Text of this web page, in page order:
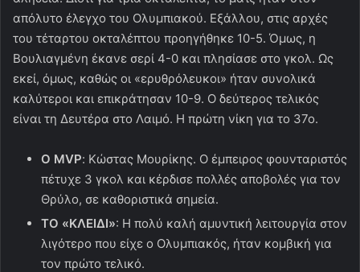
απόλυτο έλεγχο του Ολυμπιακού. Εξάλλου, στις αρχές
του τέταρτου οκταλέπτου προηγήθηκε 10-5. Όμως, η
Βουλιαγμένη έκανε σερί 4-0 και πλησίασε στο γκολ. Ως
εκεί, όμως, καθώς οι «ερυθρόλευκοι» ήταν συνολικά
καλύτεροι και επικράτησαν 10-9. Ο δεύτερος τελικός
είναι τη Δευτέρα στο Λαιμό. Η πρώτη νίκη για το 37ο.
O MVP: Κώστας Μουρίκης. Ο έμπειρος φουνταριστός
πέτυχε 3 γκολ και κέρδισε πολλές αποβολές για τον
Θρύλο, σε καθοριστικά σημεία.
ΤΟ «ΚΛΕΙΔΙ»: Η πολύ καλή αμυντική λειτουργία στον
λιγότερο που είχε ο Ολυμπιακός, ήταν κομβική για
τον πρώτο τελικό.